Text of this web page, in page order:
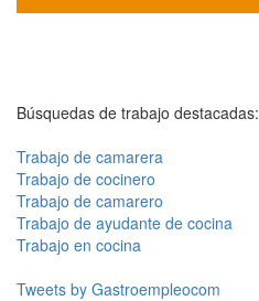
Búsquedas de trabajo destacadas:
Trabajo de camarera
Trabajo de cocinero
Trabajo de camarero
Trabajo de ayudante de cocina
Trabajo en cocina
Tweets by Gastroempleocom